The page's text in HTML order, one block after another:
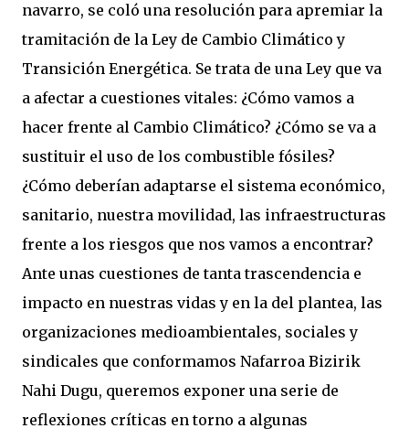
navarro, se coló una resolución para apremiar la
tramitación de la Ley de Cambio Climático y
Transición Energética. Se trata de una Ley que va
a afectar a cuestiones vitales: ¿Cómo vamos a
hacer frente al Cambio Climático? ¿Cómo se va a
sustituir el uso de los combustible fósiles?
¿Cómo deberían adaptarse el sistema económico,
sanitario, nuestra movilidad, las infraestructuras
frente a los riesgos que nos vamos a encontrar?
Ante unas cuestiones de tanta trascendencia e
impacto en nuestras vidas y en la del plantea, las
organizaciones medioambientales, sociales y
sindicales que conformamos Nafarroa Bizirik
Nahi Dugu, queremos exponer una serie de
reflexiones críticas en torno a algunas